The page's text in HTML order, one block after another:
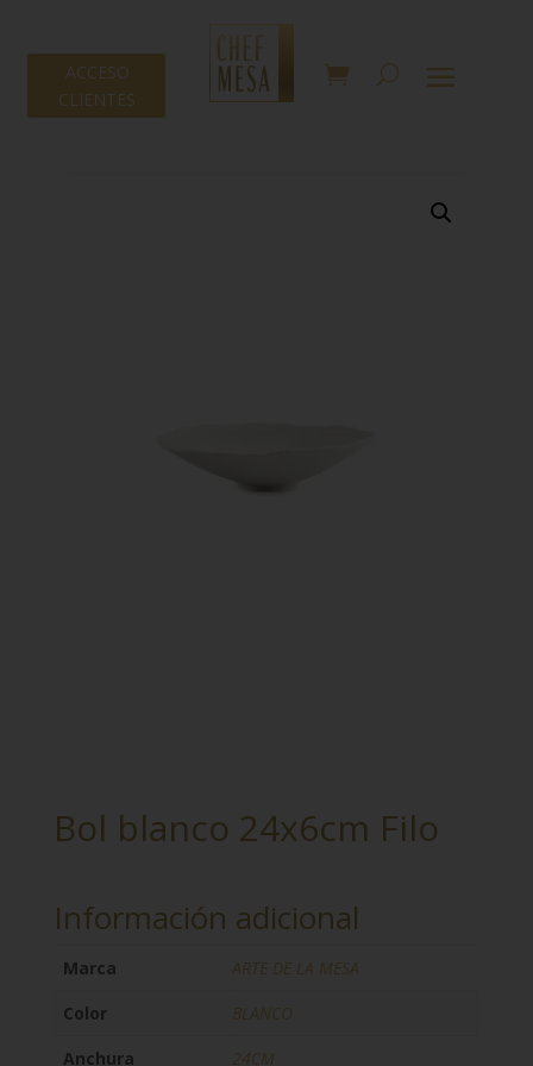
ACCESO
CLIENTES
Bol blanco 24x6cm Filo
Información adicional
Marca
ARTE DE LA MESA
Color
BLANCO
Anchura
24CM